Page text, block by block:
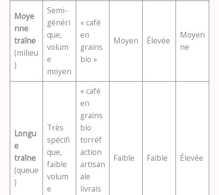
Moye
nne
traîne
(milieu
)
Semi-
généri
que,
volum
e
moyen
« café
en
grains
bio »
Moyen Élevée
Moyen
ne
Longu
e
traîne
(queue
)
Très
spécifi
que,
faible
volum
e
« café
en
grains
bio
torréf
action
artisan
ale
livrais
Faible Faible Élevée